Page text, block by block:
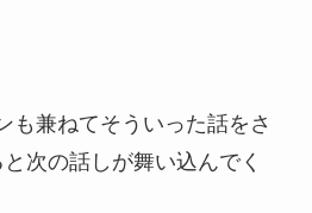
も兼ねてそういった話をさ
次の話しが舞い込んでく